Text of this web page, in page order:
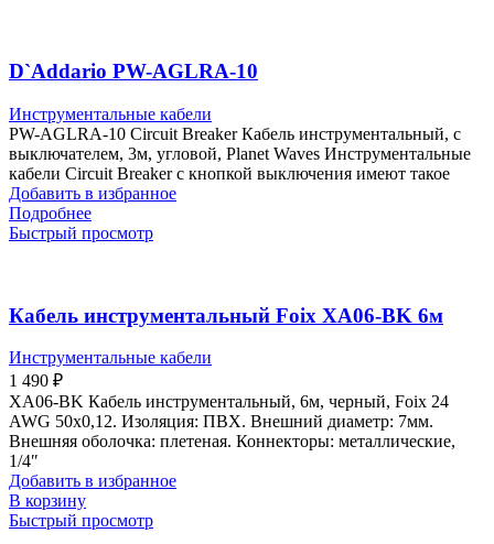
D`Addario PW-AGLRA-10
Инструментальные кабели
PW-AGLRA-10 Circuit Breaker Кабель инструментальный, с
выключателем, 3м, угловой, Planet Waves Инструментальные
кабели Circuit Breaker с кнопкой выключения имеют такое
Добавить в избранное
Подробнее
Быстрый просмотр
Кабель инструментальный Foix XA06-BK 6м
Инструментальные кабели
1 490 ₽
XA06-BK Кабель инструментальный, 6м, черный, Foix 24
AWG 50х0,12. Изоляция: ПВХ. Внешний диаметр: 7мм.
Внешняя оболочка: плетеная. Коннекторы: металлические,
1/4″
Добавить в избранное
В корзину
Быстрый просмотр